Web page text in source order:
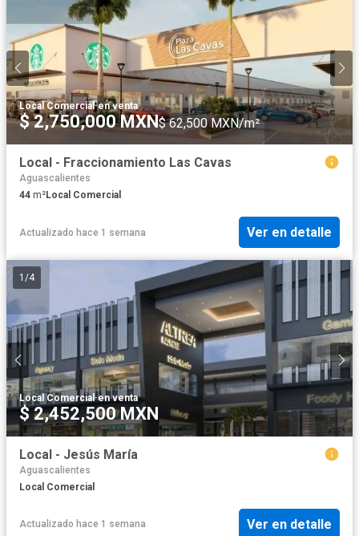
Local Comercial·en venta
$ 2,750,000 MXN$ 62,500 MXN/m²
Local - Fraccionamiento Las Cavas
Aguascalientes
44 m²Local Comercial
Actualizado hace 1 semana Ver en detalle
1 /4
Local Comercial·en venta
$ 2,452,500 MXN
Local - Jesús María
Aguascalientes
Local Comercial
Actualizado hace 1 semana Ver en detalle